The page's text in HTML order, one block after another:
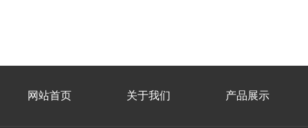
网站首页 关于我们 产品展示